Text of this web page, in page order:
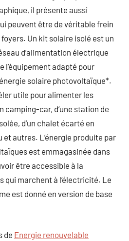
il présente aussi
peuvent être de véritable frein
Un kit solaire isolé est un
d’alimentation électrique
l’équipement adapté pour
solaire photovoltaïque*.
utile pour alimenter les
camping-car, d’une station de
d’un chalet écarté en
et autres. L’énergie produite par
est emmagasinée dans
être accessible à la
qui marchent à l’électricité. Le
est donné en version de base
de Energie renouvelable